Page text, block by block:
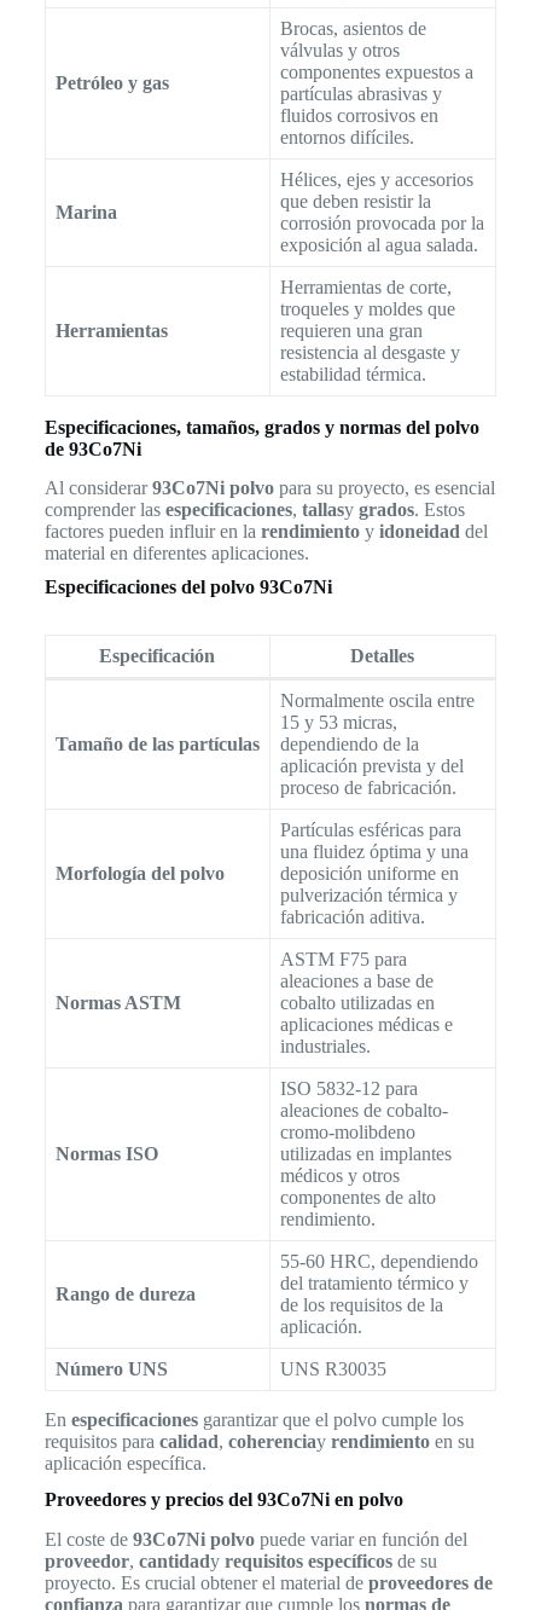
Petróleo y gas
Brocas, asientos de
válvulas y otros
componentes expuestos a
partículas abrasivas y
fluidos corrosivos en
entornos difíciles.
Marina
Hélices, ejes y accesorios
que deben resistir la
corrosión provocada por la
exposición al agua salada.
Herramientas
Herramientas de corte,
troqueles y moldes que
requieren una gran
resistencia al desgaste y
estabilidad térmica.
Especificaciones, tamaños, grados y normas del polvo
de 93Co7Ni
Al considerar93Co7Ni polvopara su proyecto, es esencial
comprender las especificaciones, tallasy grados. Estos
factores pueden influir en la rendimientoy idoneidaddel
material en diferentes aplicaciones.
Especificaciones del polvo 93Co7Ni
Especificación Detalles
Tamaño de las partículas
Normalmente oscila entre
15 y 53 micras,
dependiendo de la
aplicación prevista y del
proceso de fabricación.
Morfología del polvo
Partículas esféricas para
una fluidez óptima y una
deposición uniforme en
pulverización térmica y
fabricación aditiva.
Normas ASTM
ASTM F75 para
aleaciones a base de
cobalto utilizadas en
aplicaciones médicas e
industriales.
Normas ISO
ISO 5832-12 para
aleaciones de cobalto-
cromo-molibdeno
utilizadas en implantes
médicos y otros
componentes de alto
rendimiento.
Rango de dureza
55-60 HRC, dependiendo
del tratamiento térmico y
de los requisitos de la
aplicación.
Número UNS UNS R30035
En especificacionesgarantizar que el polvo cumple los
requisitos para calidad, coherenciay rendimientoen su
aplicación específica.
Proveedores y precios del 93Co7Ni en polvo
El coste de 93Co7Ni polvopuede variar en función del
proveedor, cantidady requisitos específicosde su
proyecto. Es crucial obtener el material de proveedores de
confianza para garantizar que cumple los normas de